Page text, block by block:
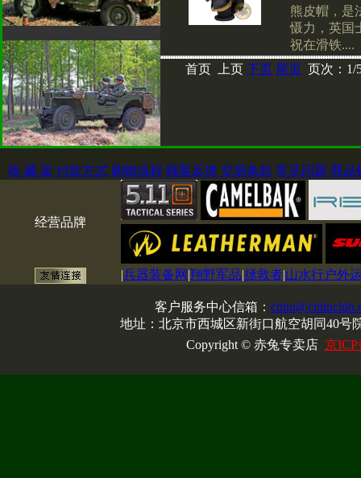
熊皮帽，是
慑力，英国
祝在滑铁....
首页 上页 下页 尾页 页次：
收 藏 架 付款方式 购物流程 顾客反馈 交易条款 常见问题 商品
经营品牌
|兵器装备网 |翔野军品|拯救者|山水行户外
客户服务中心信箱：
地址：北京市西城区新街口航空胡同40
Copyright © 赤兔专卖店 京ICP